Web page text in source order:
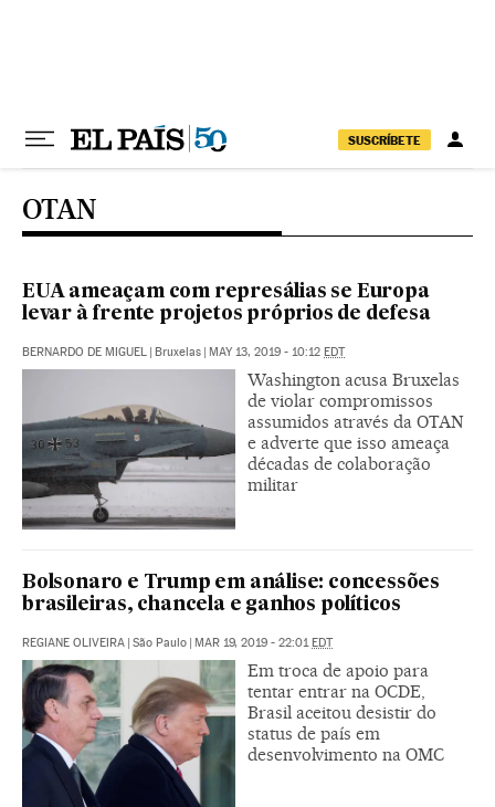
SUSCRÍBETE
OTAN
EUA ameaçam com represálias se Europa
levar à frente projetos próprios de defesa
BERNARDO DE MIGUEL | Bruxelas | MAY 13, 2019 - 10:12 EDT
Washington acusa Bruxelas
de violar compromissos
assumidos através da OTAN
e adverte que isso ameaça
décadas de colaboração
militar
Bolsonaro e Trump em análise: concessões
brasileiras, chancela e ganhos políticos
REGIANE OLIVEIRA | São Paulo | MAR 19, 2019 - 22:01EDT
Em troca de apoio para
tentar entrar na OCDE,
Brasil aceitou desistir do
status de país em
desenvolvimento na OMC